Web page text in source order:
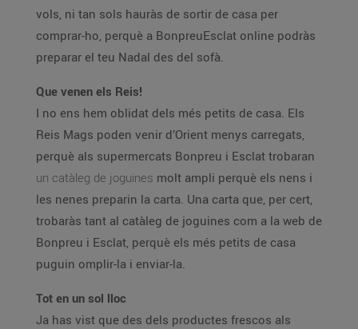
vols, ni tan sols hauràs de sortir de casa per
comprar-ho, perquè a BonpreuEsclat online podràs
preparar el teu Nadal des del sofà.
Que venen els Reis!
I no ens hem oblidat dels més petits de casa. Els
Reis Mags poden venir d’Orient menys carregats,
perquè als supermercats Bonpreu i Esclat trobaran
un catàleg de joguines molt ampli perquè els nens i
les nenes preparin la carta. Una carta que, per cert,
trobaràs tant al catàleg de joguines com a la web de
Bonpreu i Esclat, perquè els més petits de casa
puguin omplir-la i enviar-la.
Tot en un sol lloc
Ja has vist que des dels productes frescos als